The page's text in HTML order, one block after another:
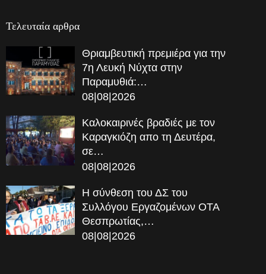
Τελευταία αρθρα
Θριαμβευτική πρεμιέρα για την
7η Λευκή Νύχτα στην
Παραμυθιά:…
08|08|2026
Καλοκαιρινές βραδιές με τον
Καραγκιόζη απο τη Δευτέρα,
σε…
08|08|2026
Η σύνθεση του ΔΣ του
Συλλόγου Εργαζομένων ΟΤΑ
Θεσπρωτίας,…
08|08|2026